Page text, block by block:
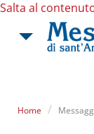
Salta al
Home